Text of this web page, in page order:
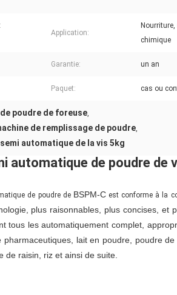
Application:
chimique
Garantie: un an
Paquet: cas ou
poudre de foreuse,
de remplissage de poudre,
automatique de la vis 5kg
automatique de poudre de
de poudre de BSPM-Cest conforme à la
plus raisonnables, plus concises, et
tous les automatiquement complet,
lait en poudre, poudre
de raisin, riz et ainsi de suite.